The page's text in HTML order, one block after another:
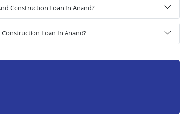
Construction Loan In Anand?
Loan In Anand?